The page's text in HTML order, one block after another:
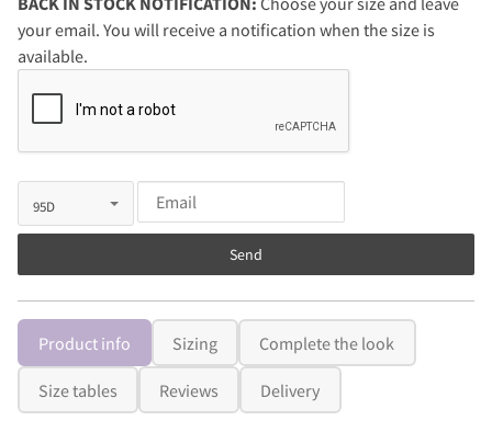
your email. You will receive a notification when the size is
available.
Send
Product info Sizing Complete the look
Size tables Reviews Delivery